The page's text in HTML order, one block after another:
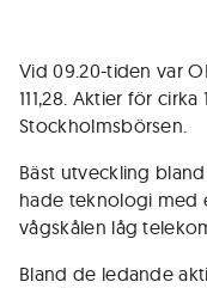
Vid 09.20-tiden var
111,28. Aktier för
Stockholmsbörsen.
Bäst utveckling
hade teknologi med
vågskålen låg
Bland de ledande